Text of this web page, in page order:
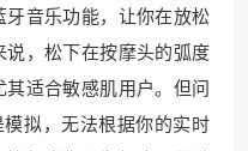
音乐功能，让你在放松
，松下在按摩头的弧度
适合敏感肌用户。但问
拟，无法根据你的实时